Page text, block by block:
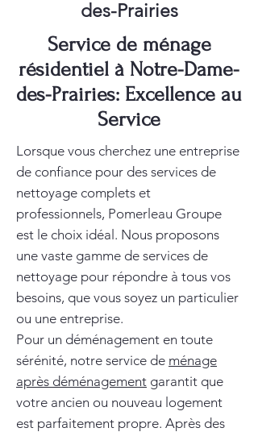
des-Prairies
Service de ménage
résidentiel à Notre-Dame-
des-Prairies: Excellence au
Service
Lorsque vous cherchez une entreprise
de confiance pour des services de
nettoyage complets et
professionnels, Pomerleau Groupe
est le choix idéal. Nous proposons
une vaste gamme de services de
nettoyage pour répondre à tous vos
besoins, que vous soyez un particulier
ou une entreprise.
Pour un déménagement en toute
sérénité, notre service de ménage
après déménagement garantit que
votre ancien ou nouveau logement
est parfaitement propre. Après des